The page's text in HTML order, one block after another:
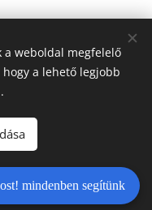
mi segítünk
Sütik
a weboldal megfelelő
a lehető legjobb
mindenben segítünk